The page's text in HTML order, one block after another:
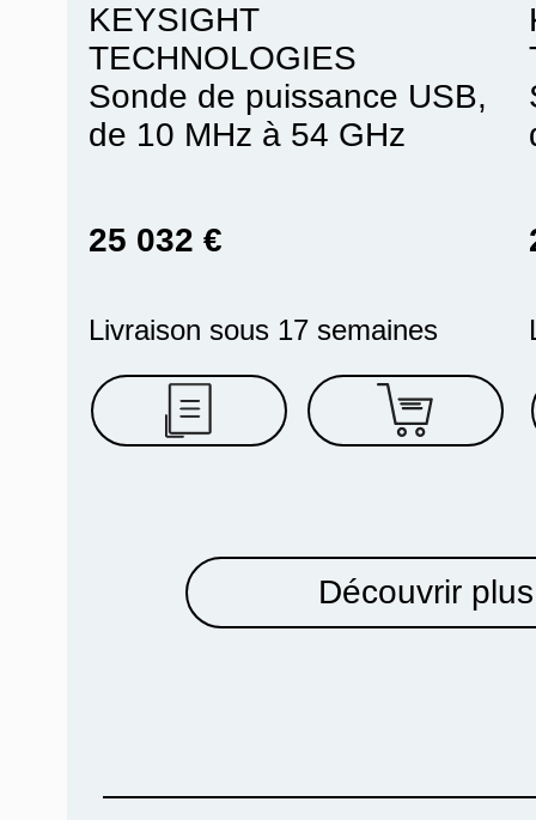
KEYSIGHT
TECHNOLOGIES
Sonde de puissance USB,
de 10 MHz à 54 GHz
25 032 €
Livraison sous 17 semaines
Découvrir